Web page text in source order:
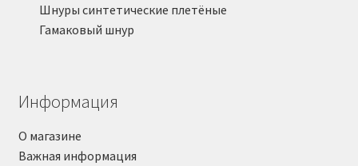
Шнуры синтетические плетёные
Гамаковый шнур
Информация
О магазине
Важная информация